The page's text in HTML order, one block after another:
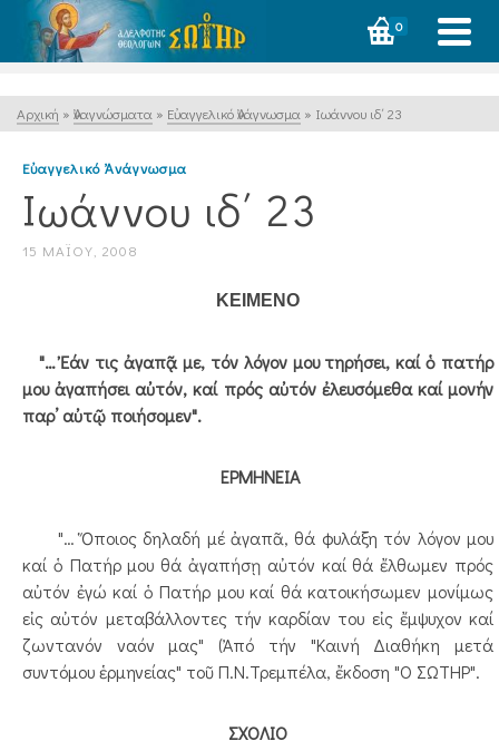
0
Αρχική » Ἀναγνώσματα » Εὐαγγελικό Ἀνάγνωσμα » Ιωάννου ιδ΄ 23
Εὐαγγελικό Ἀνάγνωσμα
Ιωάννου ιδ΄ 23
15 ΜΑΪ́ΟΥ, 2008
ΚΕΙΜΕΝΟ
"… Ἐάν τις ἀγαπᾷ με, τόν λόγον μου τηρήσει, καί ὁ πατήρ
μου ἀγαπήσει αὐτόν, καί πρός αὐτόν ἐλευσόμεθα καί μονήν
παρ’ αὐτῷ ποιήσομεν".
ΕΡΜΗΝΕΙΑ
"… Ὅποιος δηλαδή μέ ἀγαπᾶ, θά φυλάξη τόν λόγον μου
καί ὁ Πατήρ μου θά ἀγαπήσῃ αὐτόν καί θά ἔλθωμεν πρός
αὐτόν ἐγώ καί ὁ Πατήρ μου καί θά κατοικήσωμεν μονίμως
εἰς αὐτόν μεταβάλλοντες τήν καρδίαν του εἰς ἔμψυχον καί
ζωντανόν ναόν μας" (Ἀπό τήν "Καινή Διαθήκη μετά
συντόμου ἑρμηνείας" τοῦ Π.Ν.Τρεμπέλα, ἔκδοση "Ο ΣΩΤΗΡ".
ΣΧΟΛΙΟ